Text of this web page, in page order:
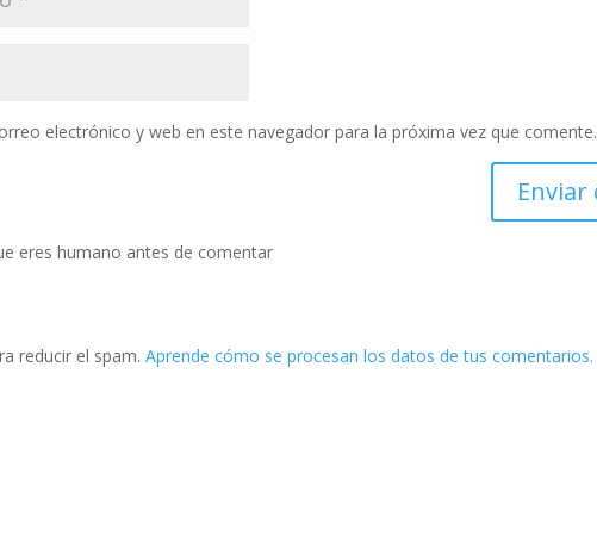
electrónico y web en este navegador para la próxima vez que comente.
eres humano antes de comentar
reducir el spam.Aprende cómo se procesan los datos de tus comentarios.